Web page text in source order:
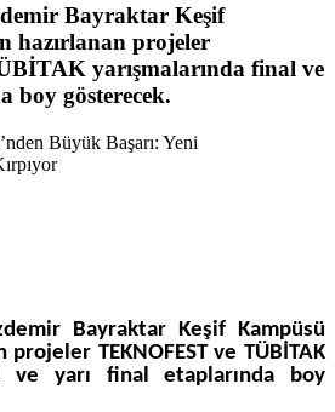
Bayraktar Keşif
hazırlanan projeler
yarışmalarında final ve
boy gösterecek.
Bayraktar Keşif Kampüsü
projeler TEKNOFEST ve TÜBİTAK
ve yarı final etaplarında boy